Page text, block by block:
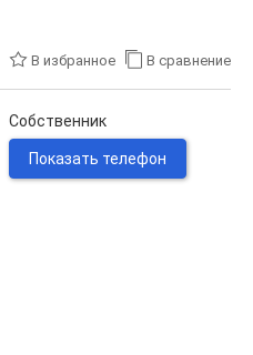
В избранное В сравнение
Собственник
Показать телефон